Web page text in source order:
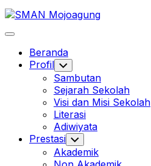
Skip
content
Expand
Beranda
Profil Toggle
Child
Menu
Sambutan
Sejarah Sekolah
Visi dan Misi Sekolah
Literasi
Adiwiyata
Prestasi Toggle
Child
Menu
Akademik